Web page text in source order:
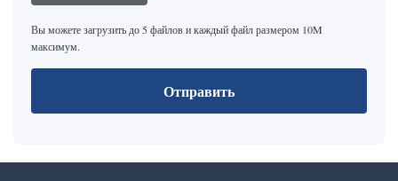
Вы можете загрузить до 5 файлов и каждый файл размером 10M
максимум.
Отправить